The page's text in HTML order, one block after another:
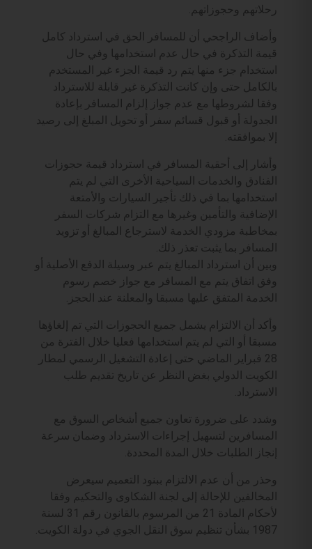
رحلاتهم وحجوزاتهم.
وأضاف الراجحي أن للمسافر الحق في استرداد كامل
قيمة التذكرة في حال عدم استخدامها وفي حال
استخدام جزء منها يتم رد قيمة الجزء غير المستخدم
بالكامل حتى وإن كانت التذكرة غير قابلة للاسترداد
وفقا لشروطها مع عدم جواز إلزام المسافر بإعادة
الجدولة أو قبول قسائم سفر أو تحويل المبلغ إلى رصيد
إلا بموافقته.
وأشار إلى أحقية المسافر في استرداد قيمة حجوزات
الفنادق والخدمات السياحية الأخرى التي لم يتم
استخدامها بما في ذلك تأجير السيارات والأمتعة
الإضافية والتأمين وغيرها مع التزام شركات السفر
بمخاطبة مزودي الخدمة لاسترجاع المبالغ أو تزويد
المسافر بما يثبت تعذر ذلك.
وبين أن استرداد المبالغ يتم عبر وسيلة الدفع الأصلية أو
وفق اتفاق يتم مع المسافر مع جواز خصم رسوم
الخدمة المتفق عليها مسبقا والمعلنة عند الحجز.
وأكد أن الالتزام يشمل جميع الحجوزات التي تم إلغاؤها
مسبقا أو التي لم يتم استخدامها فعليا خلال الفترة من
28 فبراير الماضي حتى إعادة التشغيل الرسمي لمطار
الكويت الدولي بغض النظر عن تاريخ تقديم طلب
الاسترداد.
وشدد على ضرورة تعاون جميع أشخاص السوق مع
المسافرين لتسهيل إجراءات الاسترداد وضمان سرعة
إنجاز الطلبات خلال المدة المحددة.
وحذر من أن عدم الالتزام ببنود التعميم سيعرض
المخالفين للإحالة إلى لجنة الشكاوى والتحكيم وفقا
لأحكام المادة 21 من المرسوم بالقانون رقم 31 لسنة
1987 بشأن تنظيم سوق النقل الجوي في دولة الكويت.